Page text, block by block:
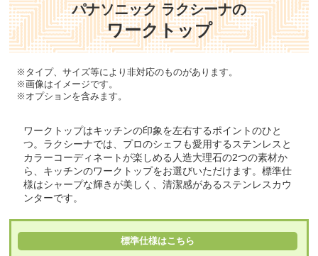
パナソニック ラクシーナの
ワークトップ
※タイプ、サイズ等により非対応のものがあります。
※画像はイメージです。
※オプションを含みます。
ワークトップはキッチンの印象を左右するポイントのひと
つ。ラクシーナでは、プロのシェフも愛用するステンレスと
カラーコーディネートが楽しめる人造大理石の2つの素材か
ら、キッチンのワークトップをお選びいただけます。標準仕
様はシャープな輝きが美しく、清潔感があるステンレスカウ
ンターです。
標準仕様はこちら